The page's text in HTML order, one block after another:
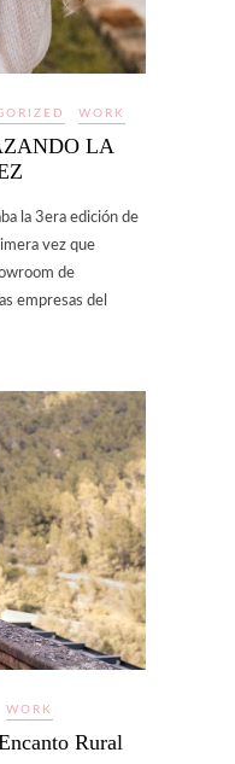
WORK
LA
la 3era edición de
vez que
de
empresas del
WORK
Rural